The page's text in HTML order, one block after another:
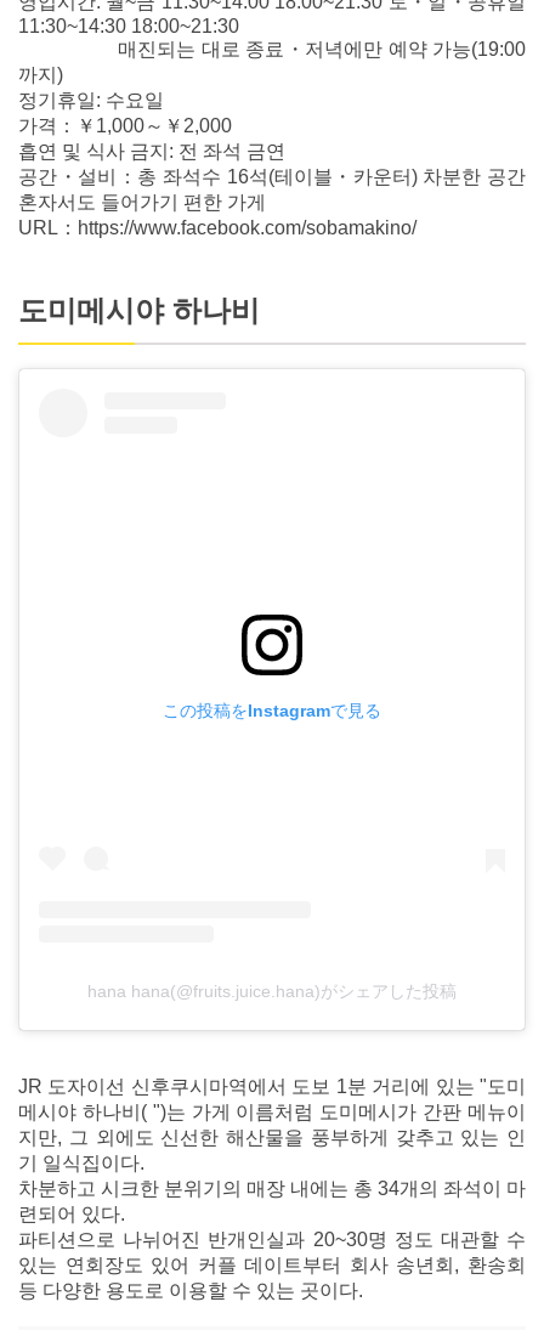
11:30~14:30 18:00~21:30
매진되는 대로 종료・저녁에만 예약 가능(19:00
까지)
정기휴일: 수요일
가격：￥1,000～￥2,000
흡연 및 식사 금지: 전 좌석 금연
공간・설비：총 좌석수 16석(테이블・카운터) 차분한 공간
혼자서도 들어가기 편한 가게
URL：https://www.facebook.com/sobamakino/
도미메시야 하나비
この投稿をInstagramで見る
hana hana(@fruits.juice.hana)がシェアした投稿
JR 도자이선 신후쿠시마역에서 도보 1분 거리에 있는 "도미
메시야 하나비( ")는 가게 이름처럼 도미메시가 간판 메뉴이
지만, 그 외에도 신선한 해산물을 풍부하게 갖추고 있는 인
기 일식집이다.
차분하고 시크한 분위기의 매장 내에는 총 34개의 좌석이 마
련되어 있다.
파티션으로 나뉘어진 반개인실과 20~30명 정도 대관할 수
있는 연회장도 있어 커플 데이트부터 회사 송년회, 환송회
등 다양한 용도로 이용할 수 있는 곳이다.